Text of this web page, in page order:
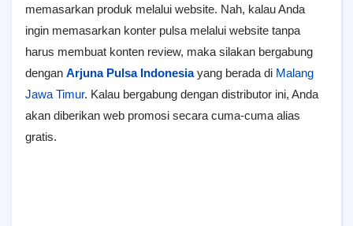
memasarkan produk melalui website. Nah, kalau Anda
ingin memasarkan konter pulsa melalui website tanpa
harus membuat konten review, maka silakan bergabung
dengan Arjuna Pulsa Indonesiayang berada di Malang
Jawa Timur. Kalau bergabung dengan distributor ini, Anda
akan diberikan web promosi secara cuma-cuma alias
gratis.